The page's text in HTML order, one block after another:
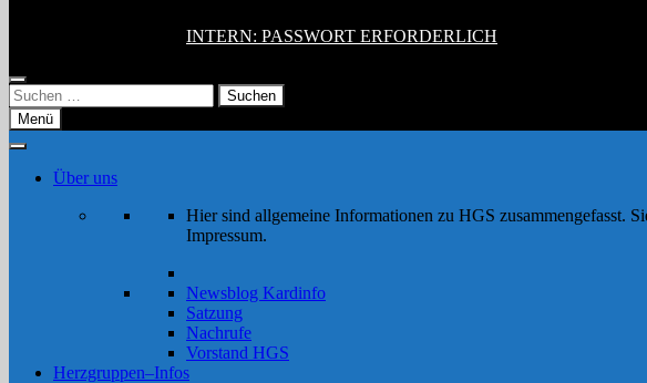
INTERN: PASSWORT ERFORDERLICH
Suchen
nach:
Menü
Über uns
Hier sind allgemeine Informationen zu HGS zusammengefasst.
Impressum.
Newsblog Kardinfo
Satzung
Nachrufe
Vorstand HGS
Herzgruppen–Infos